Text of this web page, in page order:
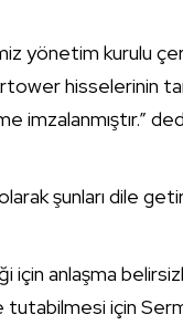
yönetim kurulu
hisselerinin
imzalanmıştır.”
şunları dile
anlaşma belirsizlik
için